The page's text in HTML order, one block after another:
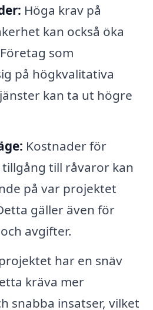
Höga krav på
kan också öka
som
på högkvalitativa
kan ta ut högre
Kostnader för
till råvaror kan
på var projektet
gäller även för
avgifter.
har en snäv
kräva mer
snabba insatser, vilket